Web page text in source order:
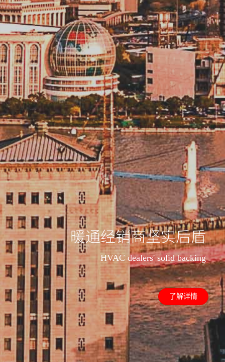
卓越生产管理体系
Excellent production management
system
了解详情